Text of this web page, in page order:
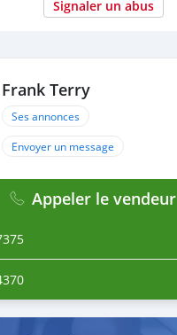
Signaler un abus
Frank Terry
Ses annonces
Envoyer un message
Appeler le vendeur